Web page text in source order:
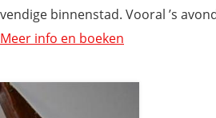
binnenstad. Vooral ’s
Meer info en boeken